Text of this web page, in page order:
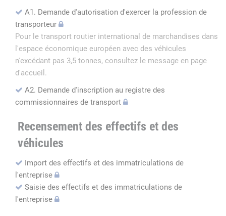
A1. Demande d'autorisation d'exercer la profession de
transporteur
Pour le transport routier international de marchandises dans
l'espace économique européen avec des véhicules
n'excédant pas 3,5 tonnes, consultez le message en page
d'accueil.
A2. Demande d'inscription au registre des
commissionnaires de transport
Recensement des effectifs et des
véhicules
Import des effectifs et des immatriculations de
l'entreprise
Saisie des effectifs et des immatriculations de
l'entreprise